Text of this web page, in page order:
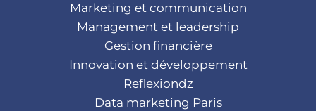
Marketing et communication
Management et leadership
Gestion financière
Innovation et développement
Reflexiondz
Data marketing Paris